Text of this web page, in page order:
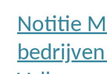
Notitie